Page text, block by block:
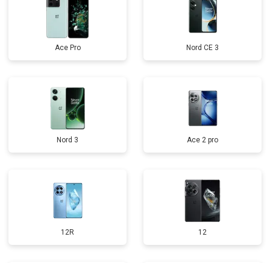
Ace Pro Nord CE 3
Nord 3 Ace 2 pro
12R 12